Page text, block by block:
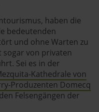
haben die
bedeutenden
und ohne Warten zu
sogar von privaten
Sei es in der
Kathedrale von
Produzenten Domecq
Felsengängen der